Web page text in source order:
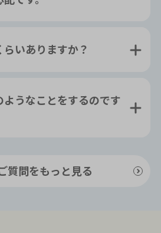
いありますか？
ようなことをするのです
質問をもっと見る